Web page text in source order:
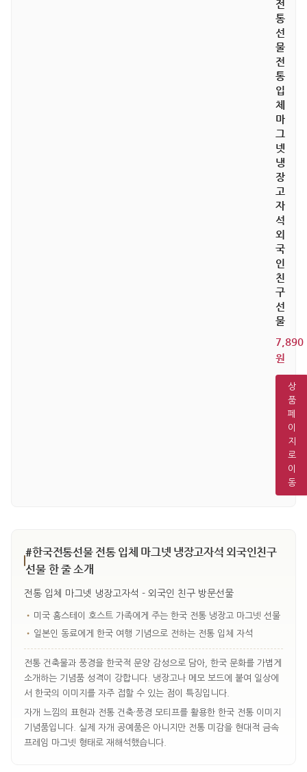
전
통
선
물
전
통
입
체
마
그
넷
냉
장
고
자
석
외
국
인
친
구
선
물
7,890
원
상
품
페
이
지
로
이
동
#한국전통선물 전통 입체 마그넷 냉장고자석 외국인친구
선물 한 줄 소개
전통 입체 마그넷 냉장고자석 - 외국인 친구 방문선물
• 미국 홈스테이 호스트 가족에게 주는 한국 전통 냉장고 마그넷 선물
• 일본인 동료에게 한국 여행 기념으로 전하는 전통 입체 자석
전통 건축물과 풍경을 한국적 문양 감성으로 담아, 한국 문화를 가볍게
소개하는 기념품 성격이 강합니다. 냉장고나 메모 보드에 붙여 일상에
서 한국의 이미지를 자주 접할 수 있는 점이 특징입니다.
자개 느낌의 표현과 전통 건축·풍경 모티프를 활용한 한국 전통 이미지
기념품입니다. 실제 자개 공예품은 아니지만 전통 미감을 현대적 금속
프레임 마그넷 형태로 재해석했습니다.